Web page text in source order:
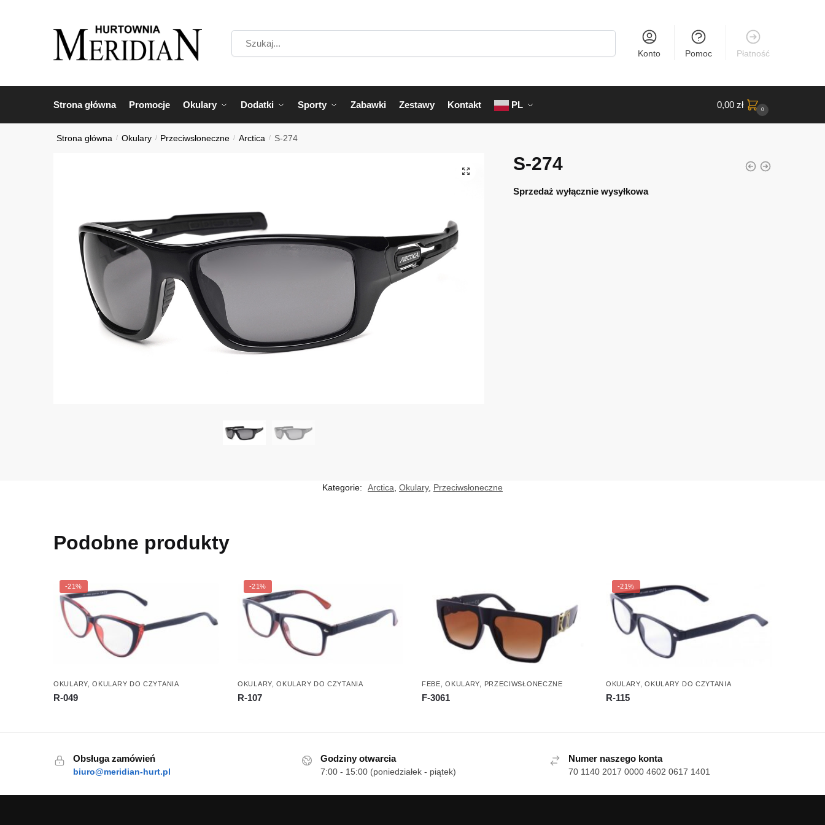
Konto Pomoc Płatność
Strona główna Promocje Okulary Dodatki Sporty Zabawki Zestawy Kontakt PL 0,00 zł 0
Strona główna / Okulary / Przeciwsłoneczne / Arctica / S-274
S-274
Sprzedaż wyłącznie wysyłkowa
Kategorie: Arctica Okulary, Przeciwsłoneczne
Podobne produkty
-21%
OKULARY,OKULARY DO CZYTANIA
R-049
-21%
OKULARY,OKULARY DO CZYTANIA
R-107
FEBE ,OKULARY PRZECIWSŁONECZNE
F-3061
-21%
OKULARY,OKULARY DO CZYTANIA
R-115
Obsługa zamówień
biuro@meridian-hurt.pl
Godziny otwarcia
7:00 - 15:00 (poniedziałek - piątek)
Numer naszego konta
70 1140 2017 0000 4602 0617 1401